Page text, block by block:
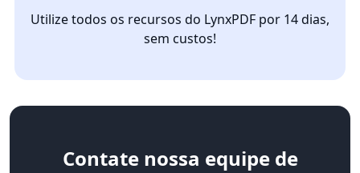
Utilize todos os recursos do LynxPDF por 14 dias,
sem custos!
Contatenossa equipe de